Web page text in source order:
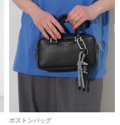
ボストンバッグ